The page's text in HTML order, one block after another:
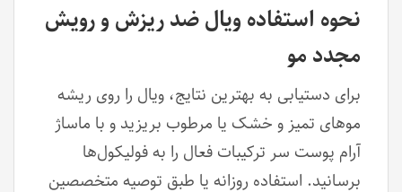
نحوه استفاده ویال ضد ریزش و رویش
مجدد مو
برای دستیابی به بهترین نتایج، ویال را روی ریشه
موهای تمیز و خشک یا مرطوب بریزید و با ماساژ
آرام پوست سر ترکیبات فعال را به فولیکول‌ها
برسانید. استفاده روزانه یا طبق توصیه متخصصین